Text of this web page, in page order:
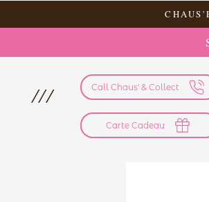
/// Call Chaus' & Collect
Carte Cadeau